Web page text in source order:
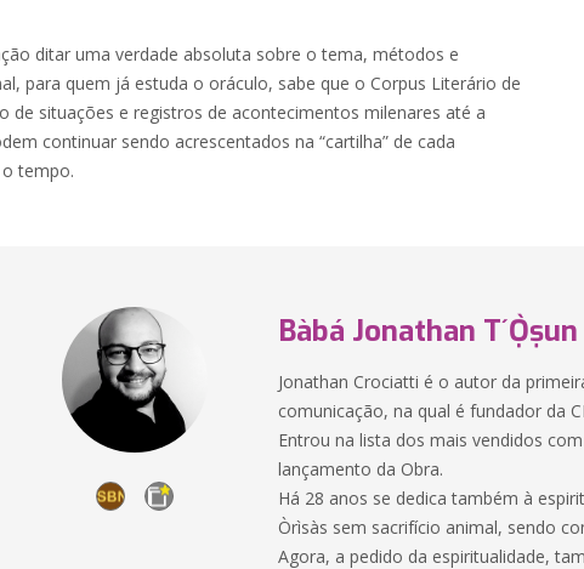
ditar uma verdade absoluta sobre o tema, métodos e
para quem já estuda o oráculo, sabe que o Corpus Literário de
de situações e registros de acontecimentos milenares até a
continuar sendo acrescentados na “cartilha” de cada
tempo.
Bàbá Jonathan
Jonathan Crociatti é o autor da
comunicação, na qual é fundador da
Entrou na lista dos mais vendidos
lançamento da Obra.
Há 28 anos se dedica também à
Òrìsàs sem sacrifício animal, sendo
Agora, a pedido da espiritualidade,